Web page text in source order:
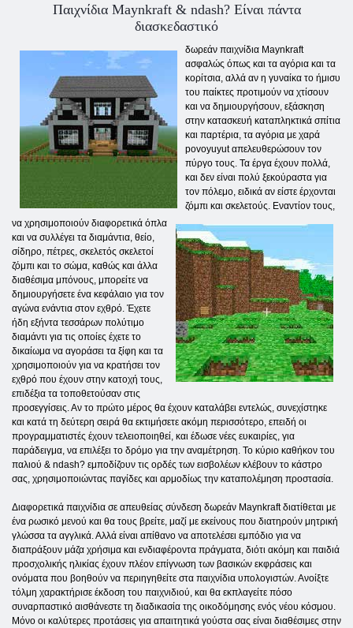
Παιχνίδια Maynkraft & ndash? Είναι πάντα
διασκεδαστικό
δωρεάν παιχνίδια Maynkraft
ασφαλώς όπως και τα αγόρια και τα
κορίτσια, αλλά αν η γυναίκα το ήμισυ
του παίκτες προτιμούν να χτίσουν
και να δημιουργήσουν, εξάσκηση
στην κατασκευή καταπληκτικά σπίτια
και παρτέρια, τα αγόρια με χαρά
povoyuyut απελευθερώσουν τον
πύργο τους. Τα έργα έχουν πολλά,
και δεν είναι πολύ ξεκούραστα για
τον πόλεμο, ειδικά αν είστε έρχονται
ζόμπι και σκελετούς. Εναντίον τους,
να χρησιμοποιούν διαφορετικά όπλα
και να συλλέγει τα διαμάντια, θείο,
σίδηρο, πέτρες, σκελετός σκελετοί
ζόμπι και το σώμα, καθώς και άλλα
διαθέσιμα μπόνους, μπορείτε να
δημιουργήσετε ένα κεφάλαιο για τον
αγώνα ενάντια στον εχθρό. Έχετε
ήδη εξήντα τεσσάρων πολύτιμο
διαμάντι για τις οποίες έχετε το
δικαίωμα να αγοράσει τα ξίφη και τα
χρησιμοποιούν για να κρατήσει τον
εχθρό που έχουν στην κατοχή τους,
επιδέξια τα τοποθετούσαν στις
προσεγγίσεις. Αν το πρώτο μέρος θα έχουν καταλάβει εντελώς, συνεχίστηκε
και κατά τη δεύτερη σειρά θα εκτιμήσετε ακόμη περισσότερο, επειδή οι
προγραμματιστές έχουν τελειοποιηθεί, και έδωσε νέες ευκαιρίες, για
παράδειγμα, να επιλέξει το δρόμο για την αναμέτρηση. Το κύριο καθήκον του
παλιού & ndash? εμποδίζουν τις ορδές των εισβολέων κλέβουν το κάστρο
σας, χρησιμοποιώντας παγίδες και αρμοδίως την καταπολέμηση προστασία.
Διαφορετικά παιχνίδια σε απευθείας σύνδεση δωρεάν Maynkraft διατίθεται με
ένα ρωσικό μενού και θα τους βρείτε, μαζί με εκείνους που διατηρούν μητρική
γλώσσα τα αγγλικά. Αλλά είναι απίθανο να αποτελέσει εμπόδιο για να
διαπράξουν μάζα χρήσιμα και ενδιαφέροντα πράγματα, διότι ακόμη και παιδιά
προσχολικής ηλικίας έχουν πλέον επίγνωση των βασικών εκφράσεις και
ονόματα που βοηθούν να περιηγηθείτε στα παιχνίδια υπολογιστών. Ανοίξτε
τόλμη χαρακτήρισε έκδοση του παιχνιδιού, και θα εκπλαγείτε πόσο
συναρπαστικό αισθάνεστε τη διαδικασία της οικοδόμησης ενός νέου κόσμου.
Μόνο οι καλύτερες προτάσεις για απαιτητικά γούστα σας είναι διαθέσιμες στην